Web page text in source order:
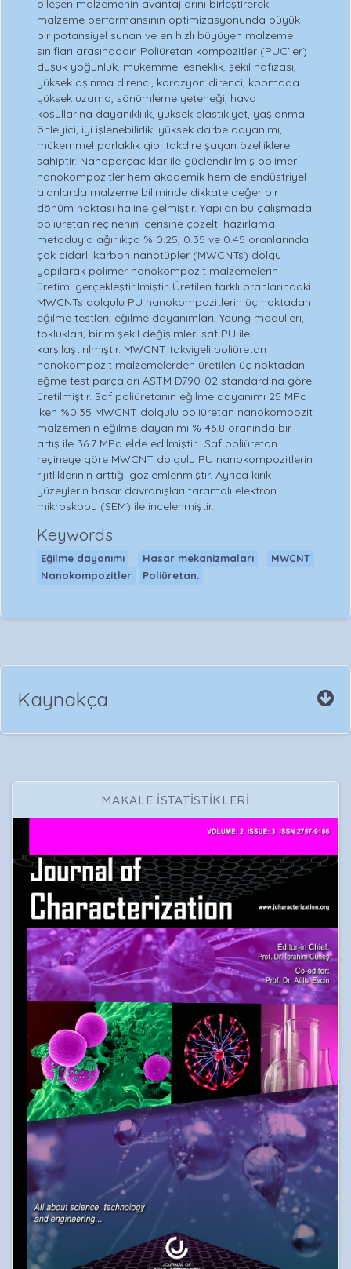
bileşen malzemenin avantajlarını birleştirerek
malzeme performansının optimizasyonunda büyük
bir potansiyel sunan ve en hızlı büyüyen malzeme
sınıfları arasındadır. Poliüretan kompozitler (PUC'ler)
düşük yoğunluk, mükemmel esneklik, şekil hafızası,
yüksek aşınma direnci, korozyon direnci, kopmada
yüksek uzama, sönümleme yeteneği, hava
koşullarına dayanıklılık, yüksek elastikiyet, yaşlanma
önleyici, iyi işlenebilirlik, yüksek darbe dayanımı,
mükemmel parlaklık gibi takdire şayan özelliklere
sahiptir. Nanoparçacıklar ile güçlendirilmiş polimer
nanokompozitler hem akademik hem de endüstriyel
alanlarda malzeme biliminde dikkate değer bir
dönüm noktası haline gelmiştir. Yapılan bu çalışmada
poliüretan reçinenin içerisine çözelti hazırlama
metoduyla ağırlıkça % 0.25, 0.35 ve 0.45 oranlarında
çok cidarlı karbon nanotüpler (MWCNTs) dolgu
yapılarak polimer nanokompozit malzemelerin
üretimi gerçekleştirilmiştir. Üretilen farklı oranlarındaki
MWCNTs dolgulu PU nanokompozitlerin üç noktadan
eğilme testleri, eğilme dayanımları, Young modülleri,
toklukları, birim şekil değişimleri saf PU ile
karşılaştırılmıştır. MWCNT takviyeli poliüretan
nanokompozit malzemelerden üretilen üç noktadan
eğme test parçaları ASTM D790-02 standardına göre
üretilmiştir. Saf poliüretanın eğilme dayanımı 25 MPa
iken %0.35 MWCNT dolgulu poliüretan nanokompozit
malzemenin eğilme dayanımı % 46.8 oranında bir
artış ile 36.7 MPa elde edilmiştir. Saf poliüretan
reçineye göre MWCNT dolgulu PU nanokompozitlerin
rijitliklerinin arttığı gözlemlenmiştir. Ayrıca kırık
yüzeylerin hasar davranışları taramalı elektron
mikroskobu (SEM) ile incelenmiştir.
Keywords
Eğilme dayanımı Hasar mekanizmaları
MWCNT
Nanokompozitler
Poliüretan.
Kaynakça
MAKALE İSTATİSTİKLERİ